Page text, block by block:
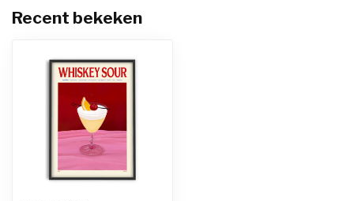
Recent bekeken